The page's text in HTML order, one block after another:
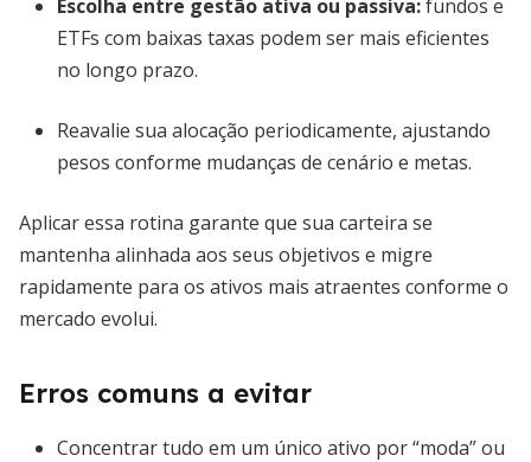
Escolha entre gestão ativa ou passiva:fundos e
ETFs com baixas taxas podem ser mais eficientes
no longo prazo.
Reavalie sua alocação periodicamente, ajustando
pesos conforme mudanças de cenário e metas.
Aplicar essa rotina garante que sua carteira se
mantenha alinhada aos seus objetivos e migre
rapidamente para os ativos mais atraentes conforme o
mercado evolui.
Erros comuns a evitar
Concentrar tudo em um único ativo por “moda” ou